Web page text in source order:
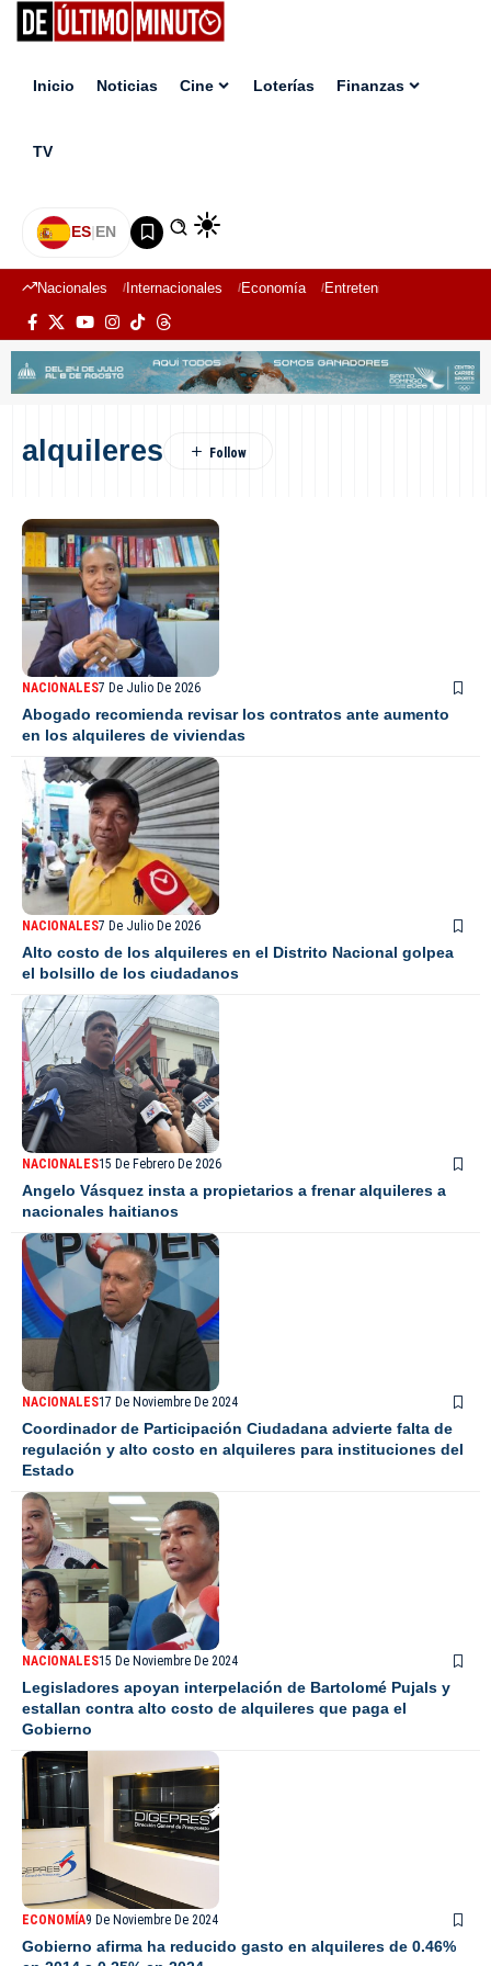
Inicio Noticias Cine Loterías Finanzas
TV
ES|EN
Nacionales Internacionales Economía Entretenimiento
alquileres
NACIONALES7 De Julio De 2026
Abogado recomienda revisar los contratos ante aumento
en los alquileres de viviendas
NACIONALES7 De Julio De 2026
Alto costo de los alquileres en el Distrito Nacional golpea
el bolsillo de los ciudadanos
NACIONALES15 De Febrero De 2026
Angelo Vásquez insta a propietarios a frenar alquileres a
nacionales haitianos
NACIONALES17 De Noviembre De 2024
Coordinador de Participación Ciudadana advierte falta de
regulación y alto costo en alquileres para instituciones del
Estado
NACIONALES15 De Noviembre De 2024
Legisladores apoyan interpelación de Bartolomé Pujals y
estallan contra alto costo de alquileres que paga el
Gobierno
ECONOMÍA9 De Noviembre De 2024
Gobierno afirma ha reducido gasto en alquileres de 0.46%